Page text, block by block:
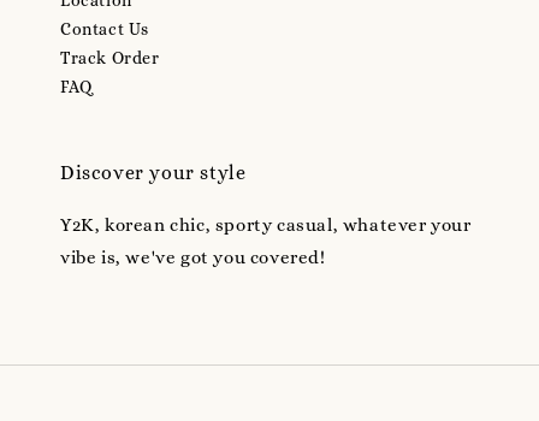
Contact Us
Track Order
FAQ
Discover your style
Y2K, korean chic, sporty casual, whatever your
vibe is, we've got you covered!